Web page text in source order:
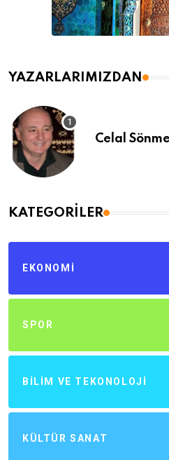
YAZARLARIMIZDAN
Celal
KATEGORILER
EKONOMI
SPOR
BILIM VE TEKONOLOJI
KÜLTÜR SANAT